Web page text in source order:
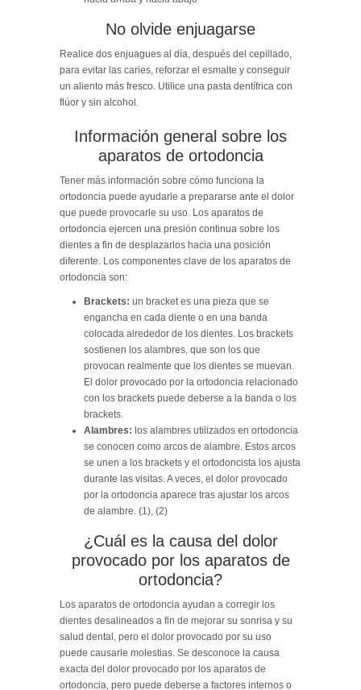
No olvide enjuagarse
Realice dos enjuagues al día, después del cepillado,
para evitar las caries, reforzar el esmalte y conseguir
un aliento más fresco. Utilice una pasta dentífrica con
flúor y sin alcohol.
Información general sobre los
aparatos de ortodoncia
Tener más información sobre cómo funciona la
ortodoncia puede ayudarle a prepararse ante el dolor
que puede provocarle su uso. Los aparatos de
ortodoncia ejercen una presión continua sobre los
dientes a fin de desplazarlos hacia una posición
diferente. Los componentes clave de los aparatos de
ortodoncia son:
Brackets: un bracket es una pieza que se
engancha en cada diente o en una banda
colocada alrededor de los dientes. Los brackets
sostienen los alambres, que son los que
provocan realmente que los dientes se muevan.
El dolor provocado por la ortodoncia relacionado
con los brackets puede deberse a la banda o los
brackets.
Alambres: los alambres utilizados en ortodoncia
se conocen como arcos de alambre. Estos arcos
se unen a los brackets y el ortodoncista los ajusta
durante las visitas. A veces, el dolor provocado
por la ortodoncia aparece tras ajustar los arcos
de alambre. (1), (2)
¿Cuál es la causa del dolor
provocado por los aparatos de
ortodoncia?
Los aparatos de ortodoncia ayudan a corregir los
dientes desalineados a fin de mejorar su sonrisa y su
salud dental, pero el dolor provocado por su uso
puede causarle molestias. Se desconoce la causa
exacta del dolor provocado por los aparatos de
ortodoncia, pero puede deberse a factores internos o